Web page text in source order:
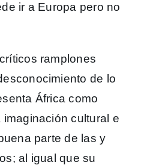
ir a Europa pero no
ramplones
de lo
África como
cultural e
parte de las y
al igual que su